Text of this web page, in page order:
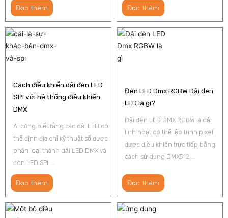
Đọc thêm Đọc thêm
Cách điều khiển dải đèn LED
SPI với hệ thống điều khiển
DMX
Ai cũng biết rằng các dải LED có
thể định địa chỉ kỹ thuật số được
phân loại thành dải LED DMX và
đèn LED SPI ...
Đọc thêm
Đèn LED Dmx RGBW Dải đèn
LED là gì?
Dải đèn LED DMX RGBW là dải
linh hoạt có thể lập trình pixel
được điều khiển trực tiếp bằng
cách sử dụng DMX512 ...
Đọc thêm